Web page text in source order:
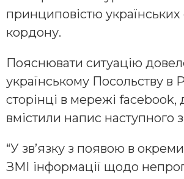
принциповістю українських
кордону.
Пояснювати ситуацію
українському Посольству в
сторінці в мережі facebook,
вмістили напис наступного
“У зв’язку з появою в
ЗМІ інформації щодо